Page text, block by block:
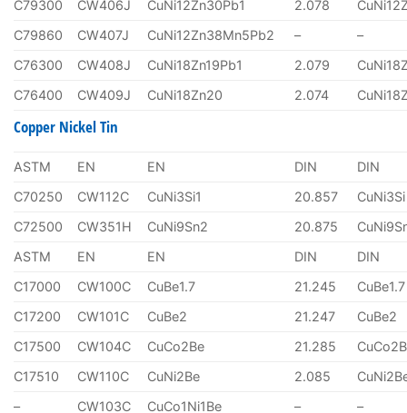
C79300
CW406J CuNi12Zn30Pb1 2.078
C79860
CW407J CuNi12Zn38Mn5Pb2 –
–
C76300
CW408J CuNi18Zn19Pb1 2.079
C76400
CW409J CuNi18Zn20 2.074
Copper Nickel Tin
ASTM EN EN DIN
DIN
C70250
CW112C CuNi3Si1 20.857
CuNi3Si
C72500
CW351H CuNi9Sn2 20.875
ASTM
EN EN DIN
DIN
C17000
CW100C CuBe1.7 21.245
CuBe1.7
C17200
CW101C CuBe2 21.247
CuBe2
C17500
CW104C CuCo2Be 21.285
C17510
CW110C CuNi2Be 2.085
–
CW103C CuCo1Ni1Be – –